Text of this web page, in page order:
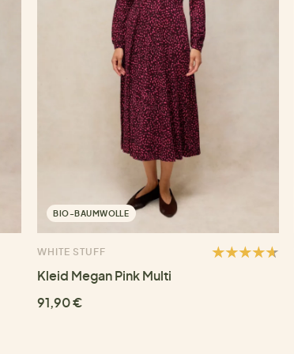
BIO-BAUMWOLLE
WHITE STUFF
Kleid Megan Pink Multi
91,90 €